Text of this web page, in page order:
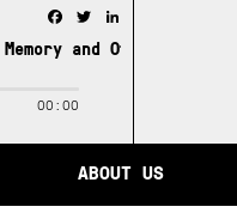
and Other Stories
Facebook
Twitter
00:00
ABOUT US